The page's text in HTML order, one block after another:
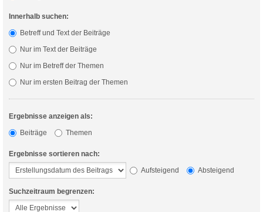
Innerhalb suchen:
Betreff und Text der Beiträge
Nur im Text der Beiträge
Nur im Betreff der Themen
Nur im ersten Beitrag der Themen
Ergebnisse anzeigen als:
Beiträge
Themen
Ergebnisse sortieren nach:
Aufsteigend
Absteigend
Suchzeitraum begrenzen: